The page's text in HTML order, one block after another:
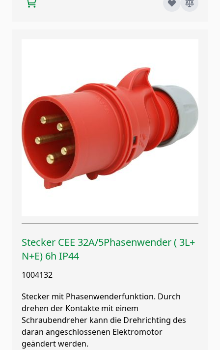
Stecker CEE 32A/5Phasenwender ( 3L+
N+E) 6h IP44
1004132
Stecker mit Phasenwenderfunktion. Durch
drehen der Kontakte mit einem
Schraubendreher kann die Drehrichting des
daran angeschlossenen Elektromotor
geändert werden.